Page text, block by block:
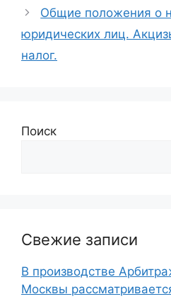
Общие положения о
юридических лиц.
налог.
Поиск
Свежие записи
В производстве
Москвы